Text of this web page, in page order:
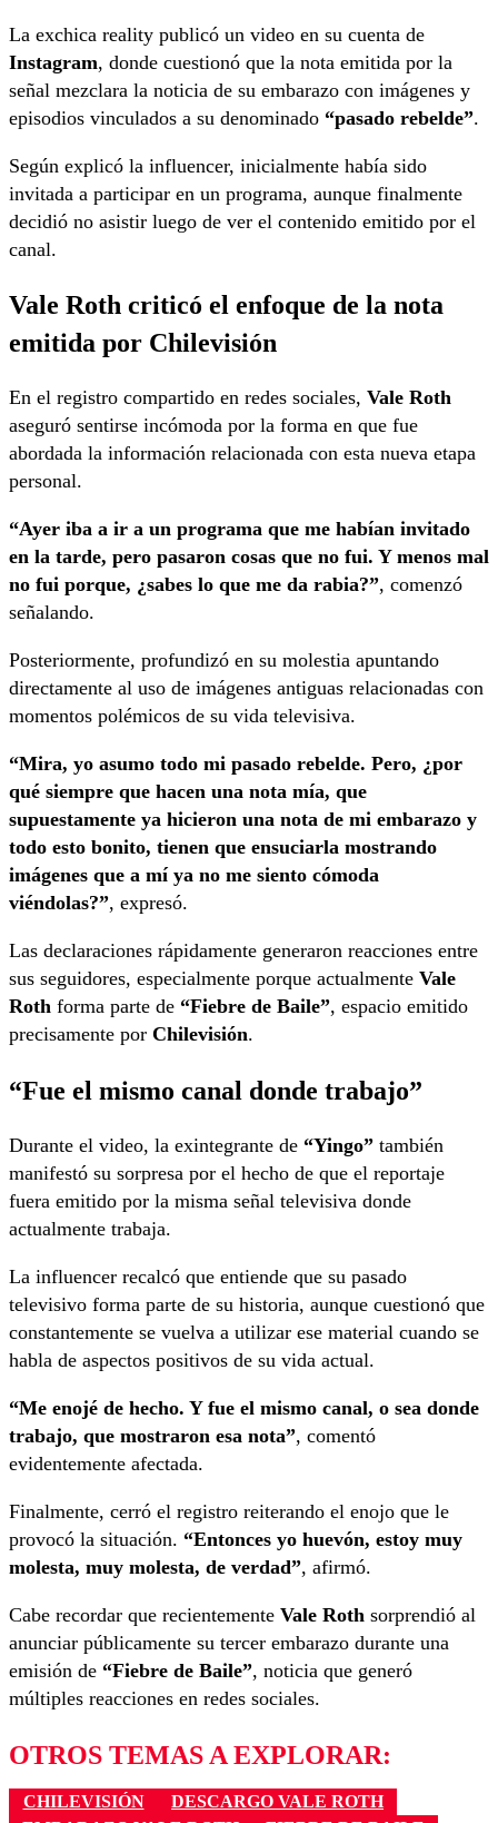
La exchica reality publicó un video en su cuenta de
Instagram, donde cuestionó que la nota emitida por la
señal mezclara la noticia de su embarazo con imágenes y
episodios vinculados a su denominado “pasado rebelde”.
Según explicó la influencer, inicialmente había sido
invitada a participar en un programa, aunque finalmente
decidió no asistir luego de ver el contenido emitido por el
canal.
Vale Roth criticó el enfoque de la nota
emitida por Chilevisión
En el registro compartido en redes sociales, Vale Roth
aseguró sentirse incómoda por la forma en que fue
abordada la información relacionada con esta nueva etapa
personal.
“Ayer iba a ir a un programa que me habían invitado
en la tarde, pero pasaron cosas que no fui. Y menos mal
no fui porque, ¿sabes lo que me da rabia?”, comenzó
señalando.
Posteriormente, profundizó en su molestia apuntando
directamente al uso de imágenes antiguas relacionadas con
momentos polémicos de su vida televisiva.
“Mira, yo asumo todo mi pasado rebelde. Pero, ¿por
qué siempre que hacen una nota mía, que
supuestamente ya hicieron una nota de mi embarazo y
todo esto bonito, tienen que ensuciarla mostrando
imágenes que a mí ya no me siento cómoda
viéndolas?”, expresó.
Las declaraciones rápidamente generaron reacciones entre
sus seguidores, especialmente porque actualmente Vale
Roth forma parte de “Fiebre de Baile”, espacio emitido
precisamente por Chilevisión.
“Fue el mismo canal donde trabajo”
Durante el video, la exintegrante de “Yingo” también
manifestó su sorpresa por el hecho de que el reportaje
fuera emitido por la misma señal televisiva donde
actualmente trabaja.
La influencer recalcó que entiende que su pasado
televisivo forma parte de su historia, aunque cuestionó que
constantemente se vuelva a utilizar ese material cuando se
habla de aspectos positivos de su vida actual.
“Me enojé de hecho. Y fue el mismo canal, o sea donde
trabajo, que mostraron esa nota”, comentó
evidentemente afectada.
Finalmente, cerró el registro reiterando el enojo que le
provocó la situación. “Entonces yo huevón, estoy muy
molesta, muy molesta, de verdad”, afirmó.
Cabe recordar que recientemente Vale Roth sorprendió al
anunciar públicamente su tercer embarazo durante una
emisión de “Fiebre de Baile”, noticia que generó
múltiples reacciones en redes sociales.
OTROS TEMAS A EXPLORAR:
CHILEVISIÓN
DESCARGO VALE ROTH